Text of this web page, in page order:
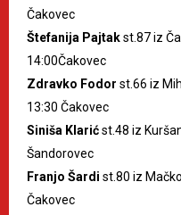
Čakovec
Štefanija Pajtakst.87 iz
14:00Čakovec
Zdravko Fodor st.66 iz
13:30 Čakovec
Siniša Klarićst.48 iz
Šandorovec
Franjo Šardi st.80 iz
Čakovec